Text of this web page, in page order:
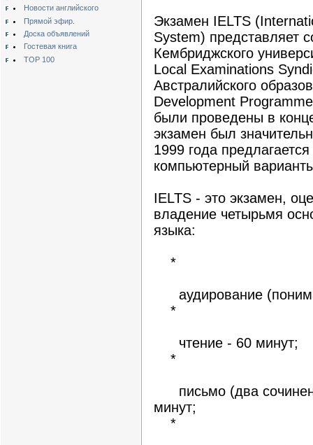
Новости английского
Прямой эфир.
Доска объявлений
Гостевая книга
TOP 100
Экзамен IELTS
System) представляет
Кембриджского
Local Examinations
Австралийского
Development
были проведены в
экзамен был
1999 года
компьютерный
IELTS - это экзамен,
владение четырьмя
языка:
*
аудирование
*
чтение - 60 минут;
*
письмо (два
минут;
*